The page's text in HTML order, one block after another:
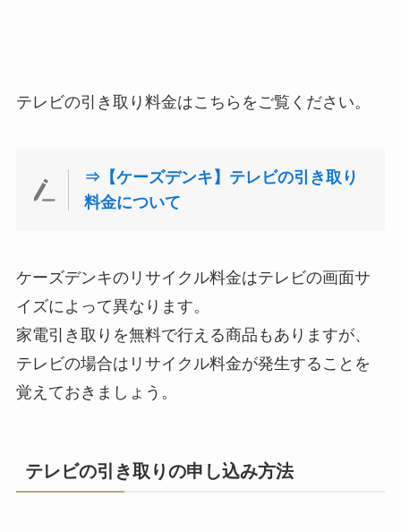
テレビの引き取り料金はこちらをご覧ください。
⇒【ケーズデンキ】テレビの引き取り
料金について
ケーズデンキのリサイクル料金はテレビの画面サ
イズによって異なります。
家電引き取りを無料で行える商品もありますが、
テレビの場合はリサイクル料金が発生することを
覚えておきましょう。
テレビの引き取りの申し込み方法